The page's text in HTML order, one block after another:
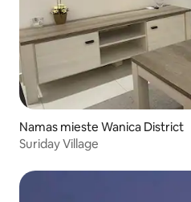
Namas mieste Wanica District
Suriday Village